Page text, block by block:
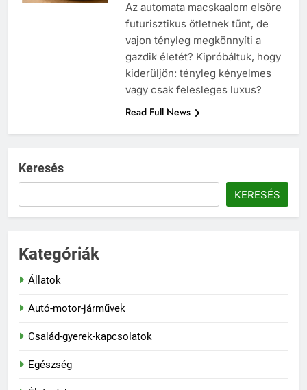
Az automata macskaalom elsőre
futurisztikus ötletnek tűnt, de
vajon tényleg megkönnyíti a
gazdik életét? Kipróbáltuk, hogy
kiderüljön: tényleg kényelmes
vagy csak felesleges luxus?
Read Full News
Keresés
KERESÉS
Kategóriák
Állatok
Autó-motor-járművek
Család-gyerek-kapcsolatok
Egészség